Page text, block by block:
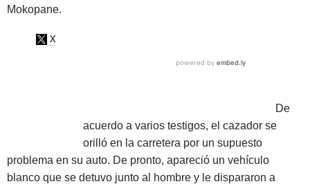
Mokopane.
De
acuerdo a varios testigos, el cazador se
orilló en la carretera por un supuesto
problema en su auto. De pronto, apareció un vehículo
blanco que se detuvo junto al hombre y le dispararon a